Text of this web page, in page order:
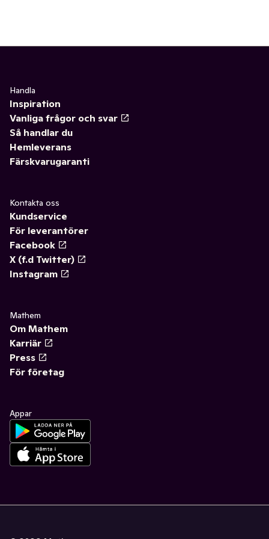
Handla
Inspiration
Vanliga frågor och svar
Så handlar du
Hemleverans
Färskvarugaranti
Kontakta oss
Kundservice
För leverantörer
Facebook
X (f.d Twitter)
Instagram
Mathem
Om Mathem
Karriär
Press
För företag
Appar